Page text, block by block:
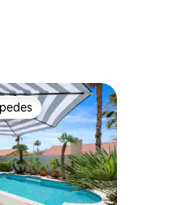
avaliações
dos hóspedes